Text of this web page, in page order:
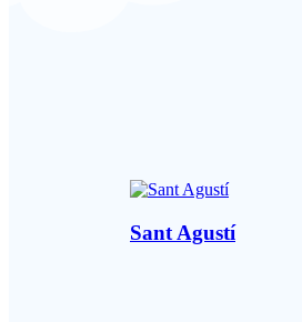
Sant Agustí